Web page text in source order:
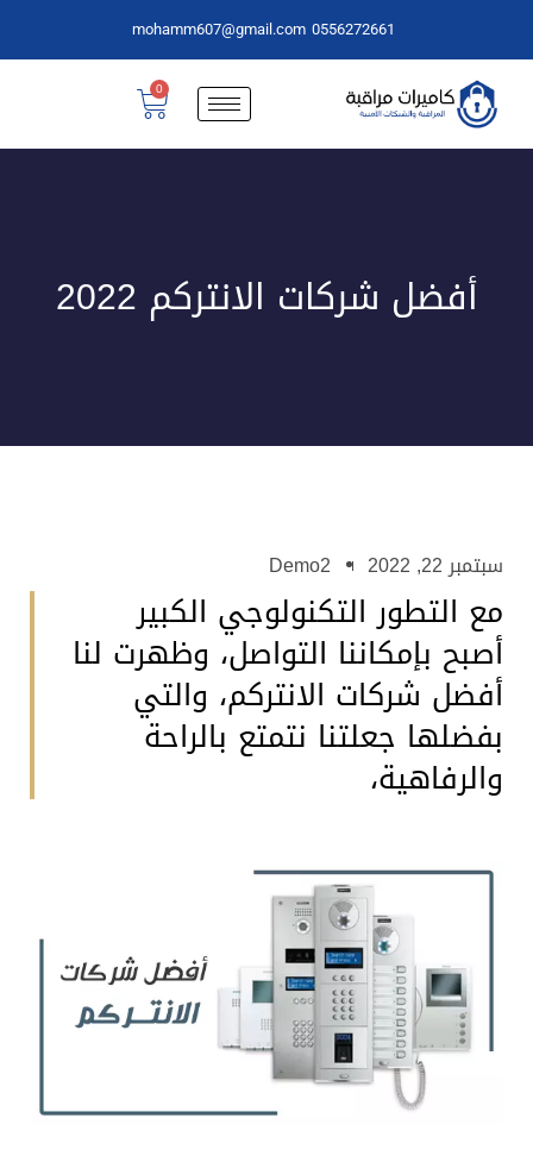
0556272661
mohamm607@gmail.com
0
أفضل شركات الانتركم 2022
سبتمبر 22, 2022 Demo2
مع التطور التكنولوجي الكبير
أصبح بإمكاننا التواصل، وظهرت لنا
أفضل شركات الانتركم، والتي
بفضلها جعلتنا نتمتع بالراحة
والرفاهية،